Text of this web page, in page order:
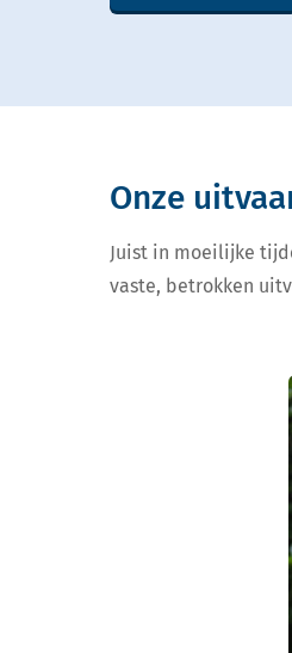
Onze
Juist in moeilijke
vaste, betrokken